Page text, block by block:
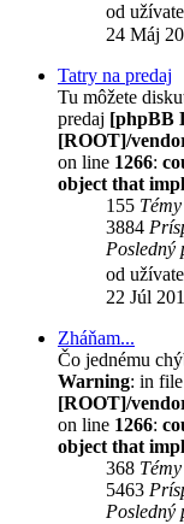
od
24 Máj
Tatry na predaj
Tu môžete
predaj [phpBB
[ROOT]/
on line 1266:
object that
155 Témy
3884
Posledný
od
22 Júl
Zháňam...
Čo jednému
Warning: in file
[ROOT]/
on line 1266:
object that
368 Témy
5463
Posledný